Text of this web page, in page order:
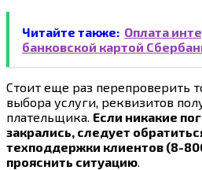
Читайте также: Оплата
банковской картой
Стоит еще раз перепроверить
выбора услуги, реквизитов
плательщика. Если никакие
закрались, следует
техподдержки клиентов (8-
прояснить ситуацию.